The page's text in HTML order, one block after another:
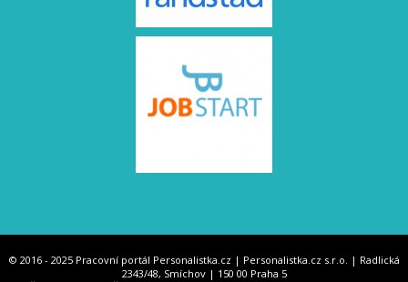
© 2016 - 2025 Pracovní portál Personalistka.cz | Personalistka.cz s.r.o. | Radlická
2343/48, Smíchov | 150 00 Praha 5